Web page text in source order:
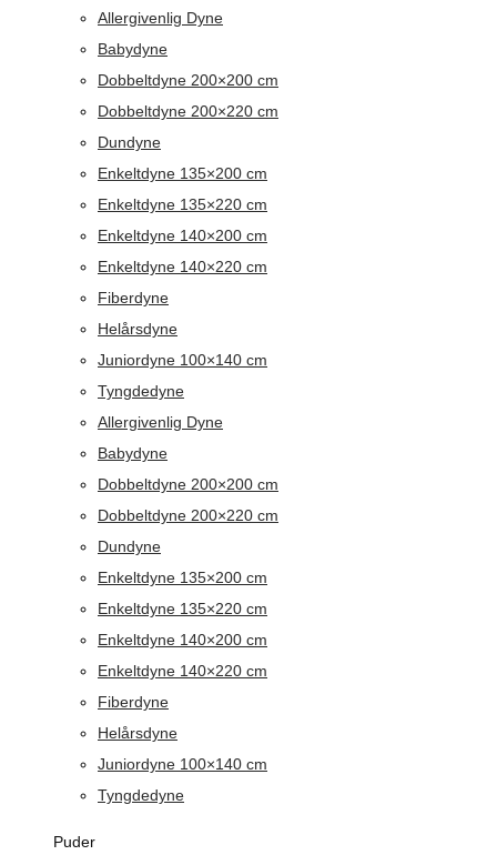
Allergivenlig Dyne
Babydyne
Dobbeltdyne 200×200 cm
Dobbeltdyne 200×220 cm
Dundyne
Enkeltdyne 135×200 cm
Enkeltdyne 135×220 cm
Enkeltdyne 140×200 cm
Enkeltdyne 140×220 cm
Fiberdyne
Helårsdyne
Juniordyne 100×140 cm
Tyngdedyne
Allergivenlig Dyne
Babydyne
Dobbeltdyne 200×200 cm
Dobbeltdyne 200×220 cm
Dundyne
Enkeltdyne 135×200 cm
Enkeltdyne 135×220 cm
Enkeltdyne 140×200 cm
Enkeltdyne 140×220 cm
Fiberdyne
Helårsdyne
Juniordyne 100×140 cm
Tyngdedyne
Puder